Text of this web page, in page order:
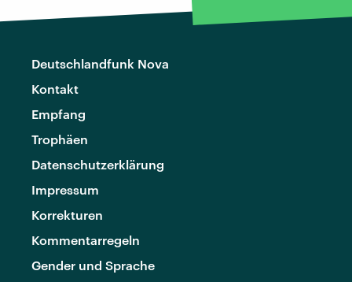
Deutschlandfunk Nova
Kontakt
Empfang
Trophäen
Datenschutzerklärung
Impressum
Korrekturen
Kommentarregeln
Gender und Sprache